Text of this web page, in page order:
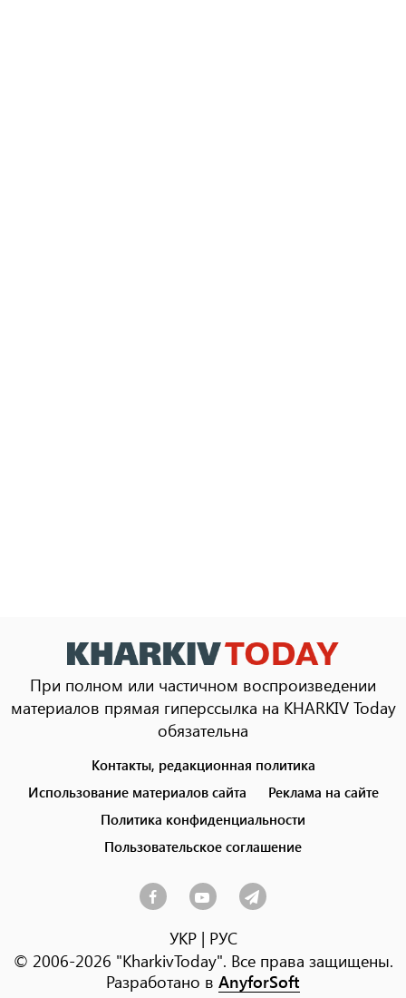
При полном или частичном воспроизведении
материалов прямая гиперссылка на KHARKIV Today
обязательна
menu
Контакты, редакционная политика
Использование материалов сайта
Реклама на сайте
Политика конфиденциальности
Пользовательское соглашение
УКР| РУС
© 2006-2026 "KharkivToday". Все права защищены.
Разработано в AnyforSoft